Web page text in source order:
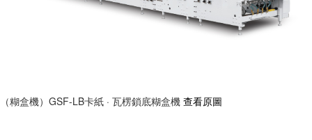
（糊盒機）GSF-LB卡紙 · 瓦楞鎖底糊盒機 查看原圖